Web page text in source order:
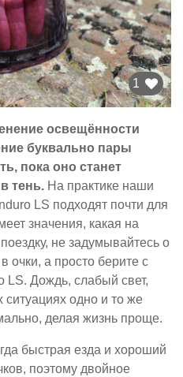
1
освещённости
буквально пары
пока оно станет
тень. На практике наши
LS подходят почти для
значения, какая на
не задумывайтесь о
очки, а просто берите с
LS. Дождь, слабый свет,
ситуациях одно и то же
делая жизнь проще.
быстрая езда и хороший
поэтому двойное